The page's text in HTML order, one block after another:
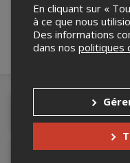
Détails de
En cliquant sur «
à ce que nous
Des informations
dans nos politiques